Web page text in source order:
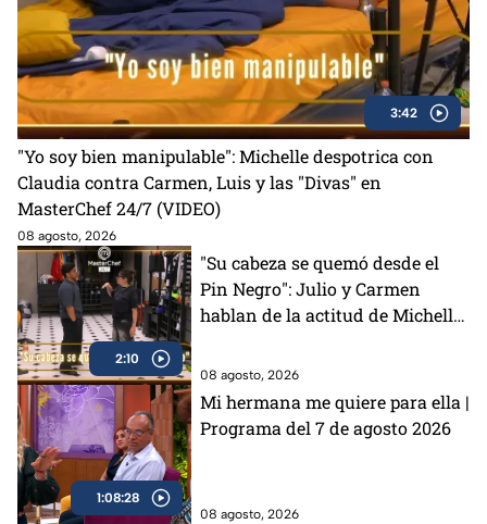
3:42
"Yo soy bien manipulable": Michelle despotrica con
Claudia contra Carmen, Luis y las "Divas" en
MasterChef 24/7 (VIDEO)
08 agosto, 2026
2:10
"Su cabeza se quemó desde el
Pin Negro": Julio y Carmen
hablan de la actitud de Michelle
08 agosto, 2026
1:08:28
Mi hermana me quiere para ella |
Programa del 7 de agosto 2026
08 agosto, 2026